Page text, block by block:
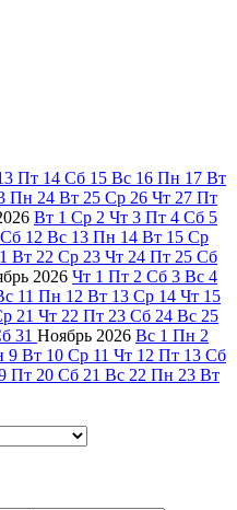
Пт 14 Сб 15 Вс 16 Пн 17 Вт
Пн 24 Вт 25 Ср 26 Чт 27 Пт
Вт 1 Ср 2 Чт 3 Пт 4 Сб 5
Сб 12 Вс 13 Пн 14 Вт 15 Ср
Вт 22 Ср 23 Чт 24 Пт 25 Сб
2026 Чт 1 Пт 2 Сб 3 Вс 4
11 Пн 12 Вт 13 Ср 14 Чт 15
21 Чт 22 Пт 23 Сб 24 Вс 25
31 Ноябрь 2026 Вс 1 Пн 2
9 Вт 10 Ср 11 Чт 12 Пт 13 Сб
Пт 20 Сб 21 Вс 22 Пн 23 Вт